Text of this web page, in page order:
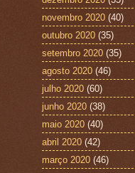
novembro 2020 (40)
outubro 2020 (35)
setembro 2020 (35)
agosto 2020 (46)
julho 2020 (60)
junho 2020 (38)
maio 2020 (40)
abril 2020 (42)
março 2020 (46)